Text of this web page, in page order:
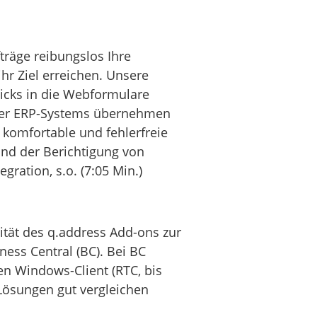
reibungslos Ihre
Ziel erreichen. Unsere
in die Webformulare
ERP-Systems übernehmen
und fehlerfreie
der Berichtigung von
s.o. (7:05 Min.)
des q.address Add-ons zur
Central (BC). Bei BC
Windows-Client (RTC, bis
gut vergleichen